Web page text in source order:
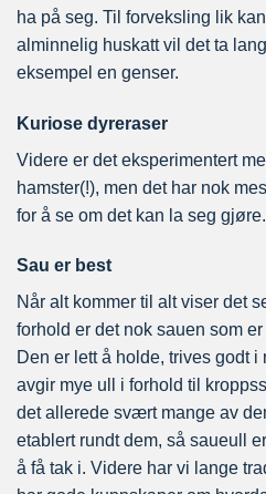
ha på seg. Til forveksling lik
alminnelig huskatt vil det ta
eksempel en genser.
Kuriose dyreraser
Videre er det eksperimentert
hamster(!), men det har nok
for å se om det kan la seg gjøre.
Sau er best
Når alt kommer til alt viser det
forhold er det nok sauen som
Den er lett å holde, trives godt i
avgir mye ull i forhold til
det allerede svært mange av
etablert rundt dem, så saueull
å få tak i. Videre har vi lange